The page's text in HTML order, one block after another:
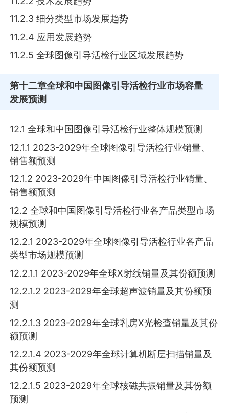
11.2.3 细分类型市场发展趋势
11.2.4 应用发展趋势
11.2.5 全球图像引导活检行业区域发展趋势
第十二章全球和中国图像引导活检行业市场容量
发展预测
12.1 全球和中国图像引导活检行业整体规模预测
12.1.1 2023-2029年全球图像引导活检行业销量、
销售额预测
12.1.2 2023-2029年中国图像引导活检行业销量、
销售额预测
12.2 全球和中国图像引导活检行业各产品类型市场
规模预测
12.2.1 2023-2029年全球图像引导活检行业各产品
类型市场规模预测
12.2.1.1 2023-2029年全球X射线销量及其份额预测
12.2.1.2 2023-2029年全球超声波销量及其份额预
测
12.2.1.3 2023-2029年全球乳房X光检查销量及其份
额预测
12.2.1.4 2023-2029年全球计算机断层扫描销量及
其份额预测
12.2.1.5 2023-2029年全球核磁共振销量及其份额
预测